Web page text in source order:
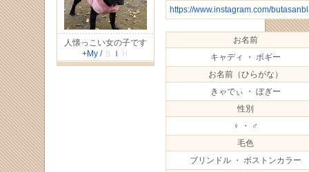
人懐っこい女の子です
+My/ Ｂ Ｉ Ｈ
https://www.instagram.com/
お名前
キャディ ・ ボギー
お名前（ひらがな）
きゃでぃ ・ ぼぎー
性別
♀ ・ ♂
毛色
ブリンドル ・ ボストンカラー